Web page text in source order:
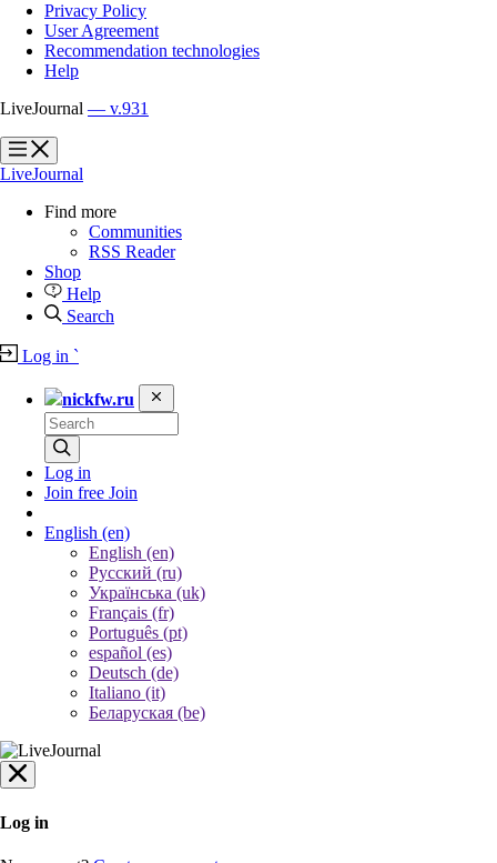
Privacy Policy
User Agreement
Recommendation technologies
Help
LiveJournal — v.931
?
?
LiveJournal
Find more
Communities
RSS Reader
Shop
Help
Search
Log in `
nickfw.ru
Log in
Join free Join
English (en)
English (en)
Русский (ru)
Українська (uk)
Français (fr)
Português (pt)
español (es)
Deutsch (de)
Italiano (it)
Беларуская (be)
Log in